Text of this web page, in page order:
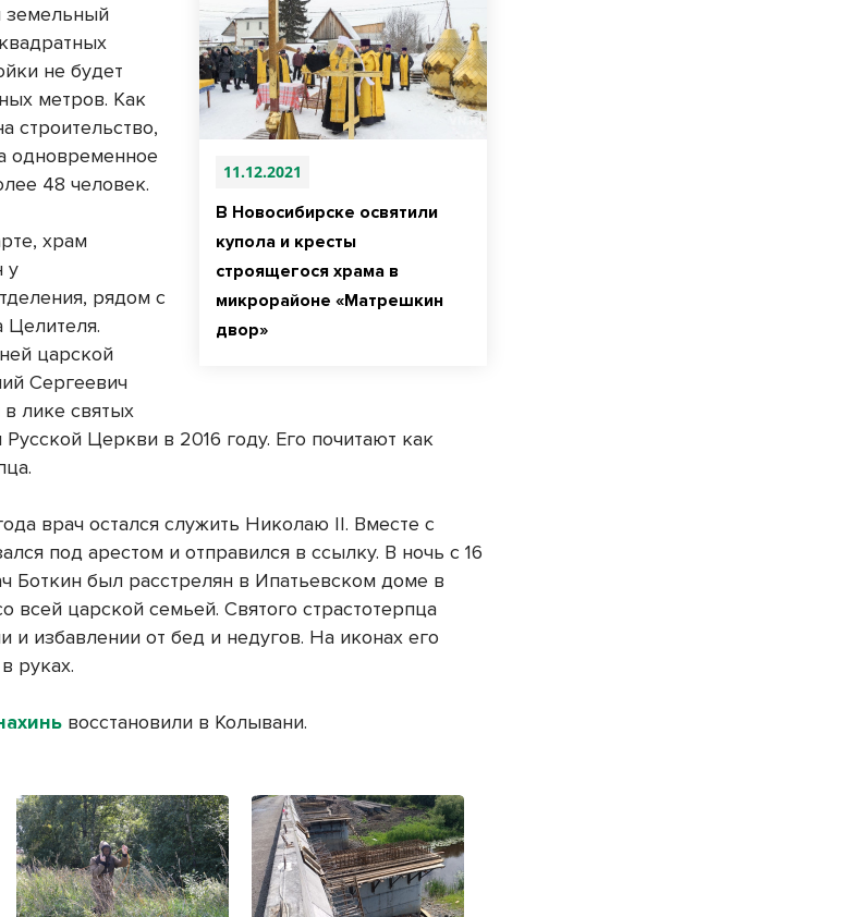
11.12.2021
В Новосибирске освятили
купола и кресты
строящегося храма в
микрорайоне «Матрешкин
двор»
земельный
не будет
метров. Как
строительство,
одновременное
48 человек.
храм
у
рядом с
Целителя.
царской
Сергеевич
лике святых
Церкви в 2016 году. Его почитают как
врач остался служить Николаю II. Вместе с
под арестом и отправился в ссылку. В ночь с 16
Боткин был расстрелян в Ипатьевском доме в
всей царской семьей. Святого страстотерпца
и избавлении от бед и недугов. На иконах его
руках.
восстановили в Колывани.